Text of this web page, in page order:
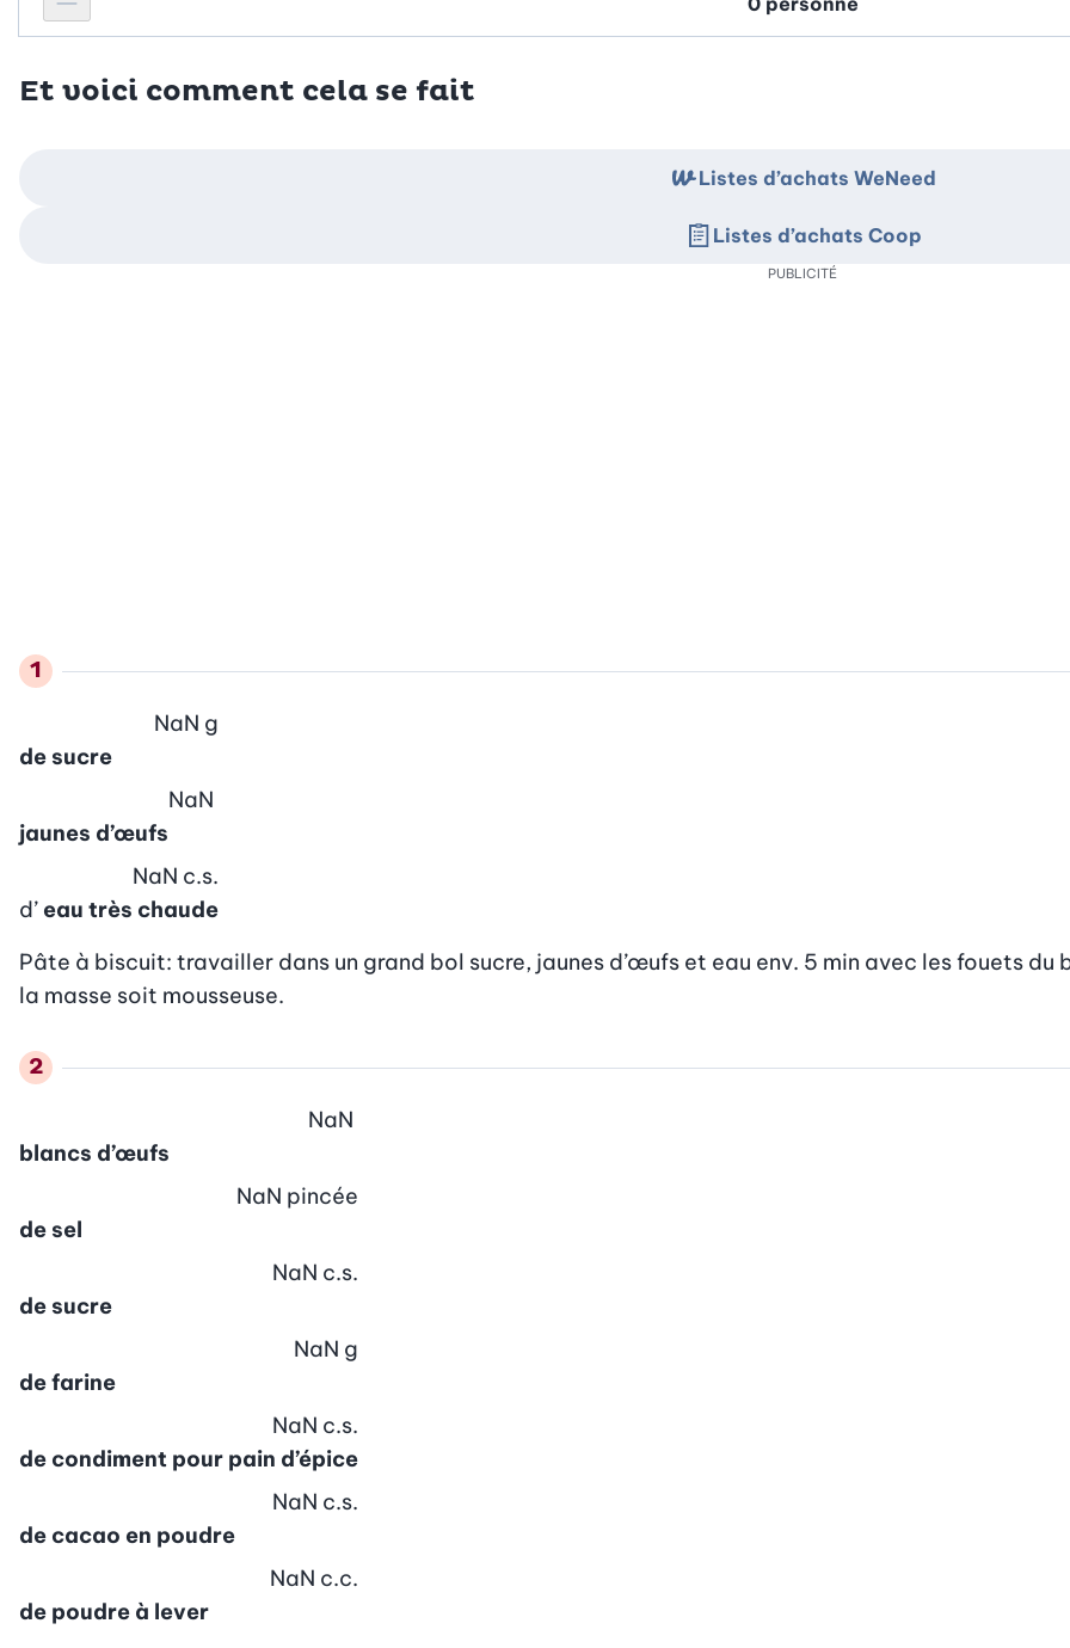
Réduire le nombre de personnes
Personnes
Et voici comment cela se fait
de sucre
NaN g
jaunes d’œufs
NaN
d’ eau très chaude
NaN c.s.
Pâte à biscuit: travailler dans un grand bol sucre, jaunes d’œufs et eau env. 5 min avec les fouets du
la masse soit mousseuse.
blancs d’œufs
NaN
de sel
NaN pincée
de sucre
NaN c.s.
de farine
NaN g
de condiment pour pain d’épice
NaN c.s.
de cacao en poudre
NaN c.s.
de poudre à lever
NaN c.c.
Listes d’achats WeNeed
Listes d’achats Coop
PUBLICITÉ